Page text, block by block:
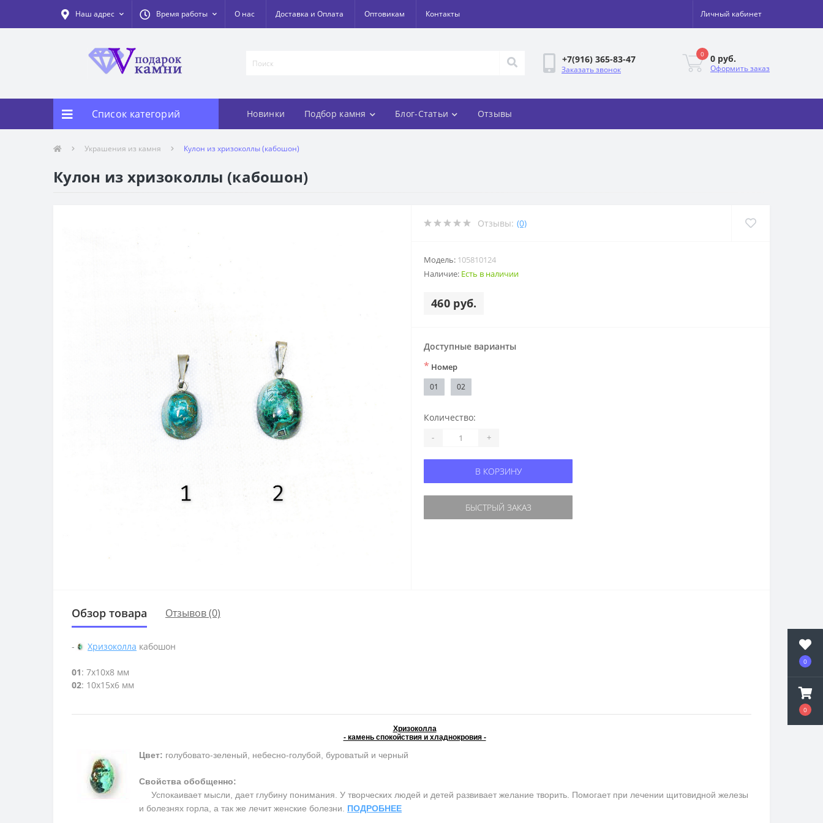
0
0
Наш адрес Время работы О нас Доставка и Оплата Оптовикам Контакты Личный кабинет
+7(916) 365-83-47
Заказать звонок
0 0 руб.
Оформить заказ
Список категорий Новинки Подбор камня Блог-Статьи Отзывы
Украшения из камня Кулон из хризоколлы (кабошон)
Кулон из хризоколлы (кабошон)
Отзывы: (0)
Модель: 105810124
Наличие: Есть в наличии
460 руб.
Доступные варианты
* Номер
01 02
Количество:
- +
В КОРЗИНУ
БЫСТРЫЙ ЗАКАЗ
Обзор товара Отзывов (0)
- Хризоколла кабошон
01: 7x10x8 мм
02: 10х15х6 мм
Хризоколла
- камень спокойствия и хладнокровия -
Цвет: голубовато-зеленый, небесно-голубой, буроватый и черный
Свойства обобщенно:
Успокаивает мысли, дает глубину понимания. У творческих людей и детей развивает желание творить. Помогает при лечении щитовидной железы
и болезнях горла, а так же лечит женские болезни. ПОДРОБНЕЕ